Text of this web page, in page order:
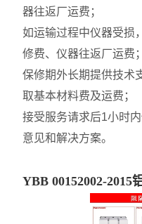
器往返厂运费；
如运输过程中仪器受损
修费、仪器往返厂运费；
保修期外长期提供技术
取基本材料费及运费；
接受服务请求后1小时
意见和解决方案。
YBB 00152002-2015